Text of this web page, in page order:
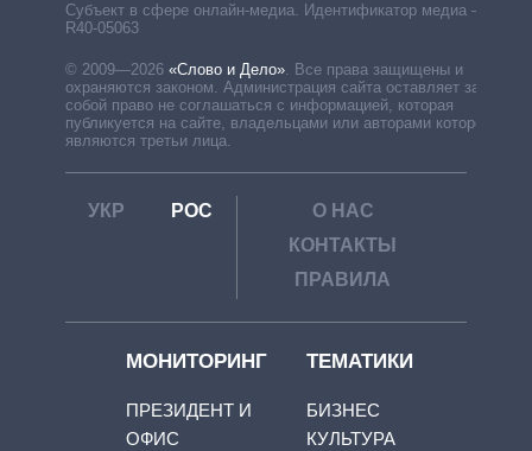
Субъект в сфере онлайн-медиа. Идентификатор медиа –
R40-05063
© 2009—2026 «Слово и Дело» Все права защищены и
охраняются законом. Администрация сайта оставляет за
собой право не соглашаться с информацией, которая
публикуется на сайте, владельцами или авторами которой
являются третьи лица.
УКР РОС
О НАС
КОНТАКТЫ
ПРАВИЛА
МОНИТОРИНГ
ПРЕЗИДЕНТ И
ОФИС
ТЕМАТИКИ
БИЗНЕС
КУЛЬТУРА